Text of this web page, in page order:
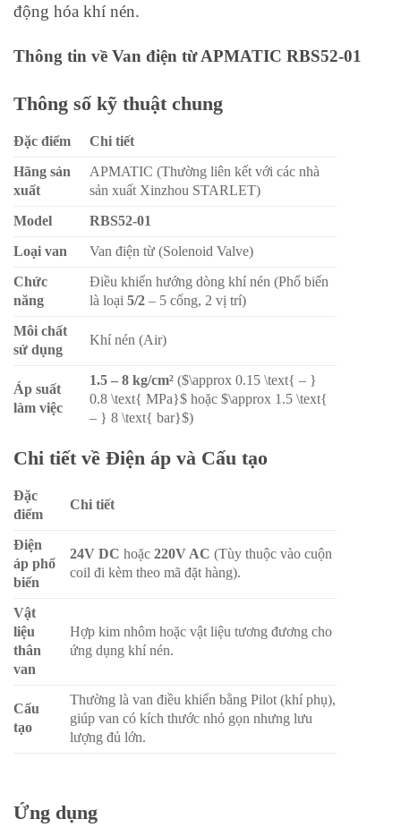
động hóa khí nén.
Thông tin về Van điện từ APMATIC RBS52-01
Thông số kỹ thuật chung
Đặc điểm
Chi tiết
Hãng sản
xuất
APMATIC (Thường liên kết với các nhà
sản xuất Xinzhou STARLET)
Model
RBS52-01
Loại van
Van điện từ (Solenoid Valve)
Chức
năng
Điều khiển hướng dòng khí nén (Phổ biến
là loại 5/2– 5 cổng, 2 vị trí)
Môi chất
sử dụng
Khí nén (Air)
Áp suất
làm việc
1.5 – 8 kg/cm²($\approx 0.15 \text{ – }
0.8 \text{ MPa}$ hoặc $\approx 1.5 \text{
– } 8 \text{ bar}$)
Kích
thước
cổng (Port
Size)
Mã “01” thường dùng cho kích thước cổng
nhận cụ thể theo catalog).
Cấp độ tự
động hóa
Chi tiết về Điện áp và Cấu tạo
Đặc
điểm
Chi tiết
Điện
áp phổ
biến
24V DC hoặc 220V AC (Tùy thuộc vào cuộn
coil đi kèm theo mã đặt hàng).
Vật
liệu
thân
van
Hợp kim nhôm hoặc vật liệu tương đương cho
ứng dụng khí nén.
Cấu
tạo
Thường là van điều khiển bằng Pilot (khí phụ),
giúp van có kích thước nhỏ gọn nhưng lưu
lượng đủ lớn.
Ứng dụng